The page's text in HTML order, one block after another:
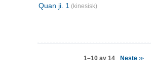
Quan ji. 1 (kinesisk)
1–10 av 14 Neste>>